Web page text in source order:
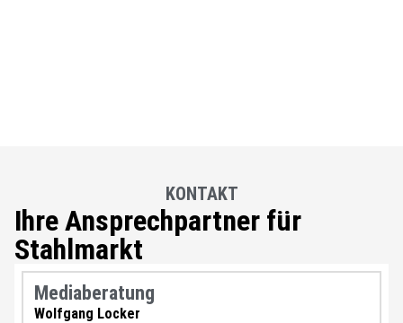
KONTAKT
Ihre Ansprechpartner für
Stahlmarkt
Mediaberatung
Wolfgang Locker